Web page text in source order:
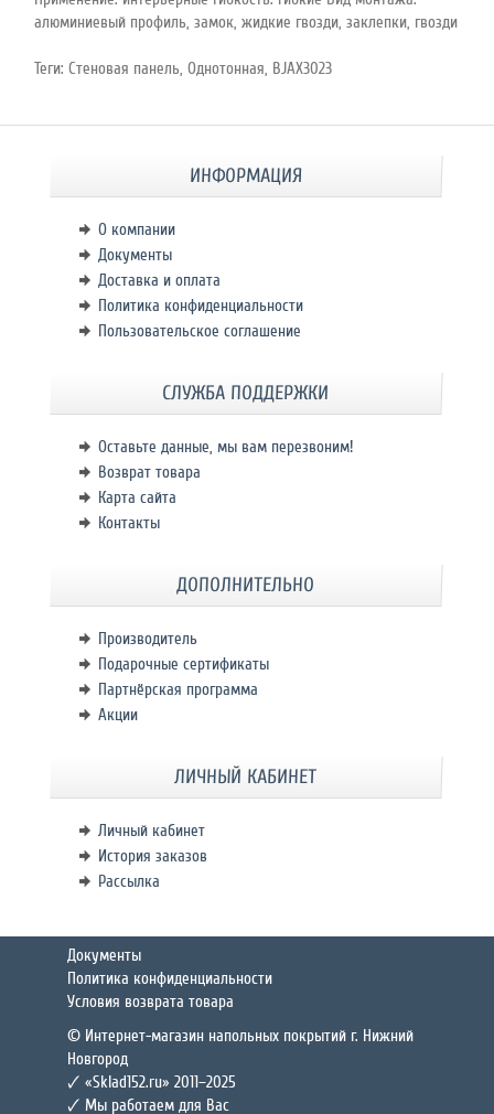
алюминиевый профиль, замок, жидкие гвозди, заклепки, гвозди
Теги:Стеновая панель,Однотонная, BJAX3023
ИНФОРМАЦИЯ
О компании
Документы
Доставка и оплата
Политика конфиденциальности
Пользовательское соглашение
СЛУЖБА ПОДДЕРЖКИ
Оставьте данные, мы вам перезвоним!
Возврат товара
Карта сайта
Контакты
ДОПОЛНИТЕЛЬНО
Производитель
Подарочные сертификаты
Партнёрская программа
Акции
ЛИЧНЫЙ КАБИНЕТ
Личный кабинет
История заказов
Рассылка
Документы
Политика конфиденциальности
Условия возврата товара
© Интернет-магазин напольных покрытий г. Нижний
Новгород
🗸 «Sklad152.ru» 2011–2025
🗸 Мы работаем для Вас